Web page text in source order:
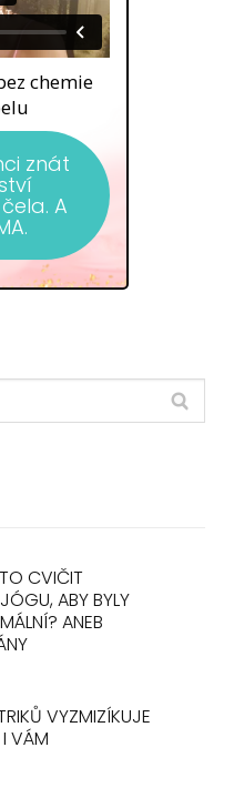
chemie
znát
A
CVIČIT
ABY BYLY
ANEB
VYZMIZÍKUJE
VÁM